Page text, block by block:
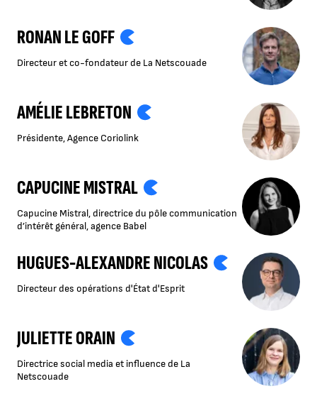
RONAN LE GOFF
Directeur et co-fondateur de La Netscouade
AMÉLIE LEBRETON
Présidente, Agence Coriolink
CAPUCINE MISTRAL
Capucine Mistral, directrice du pôle communication
d’intérêt général, agence Babel
HUGUES-ALEXANDRE NICOLAS
Directeur des opérations d'État d'Esprit
JULIETTE ORAIN
Directrice social media et influence de La
Netscouade